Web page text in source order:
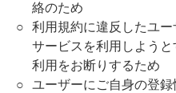
絡のため
利用規約に違反したユ
サービスを利用しよう
利用をお断りするため
ユーザーにご自身の登